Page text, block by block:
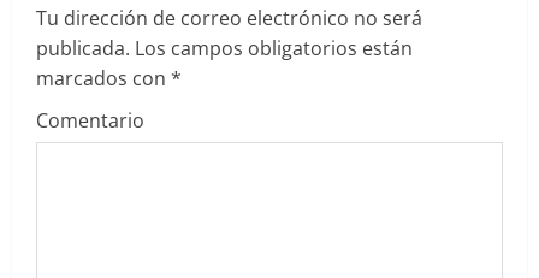
e
y
e
Tu dirección de correo electrónico no será
publicada. Los campos obligatorios están
marcados con *
Comentario